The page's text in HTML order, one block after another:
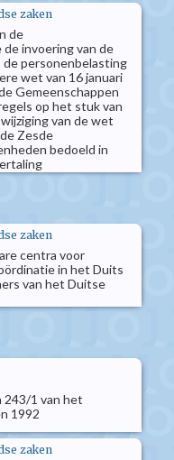
zaken
de
invoering van de
personenbelasting
wet van 16 januari
Gemeenschappen
op het stuk van
van de wet
Zesde
bedoeld in
zaken
centra voor
in het Duits
van het Duitse
243/1 van het
1992
zaken